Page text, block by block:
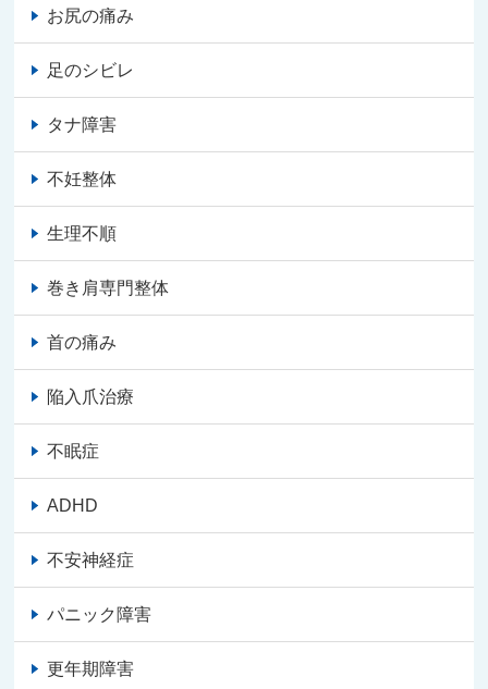
お尻の痛み
足のシビレ
タナ障害
不妊整体
生理不順
巻き肩専門整体
首の痛み
陥入爪治療
不眠症
ADHD
不安神経症
パニック障害
更年期障害